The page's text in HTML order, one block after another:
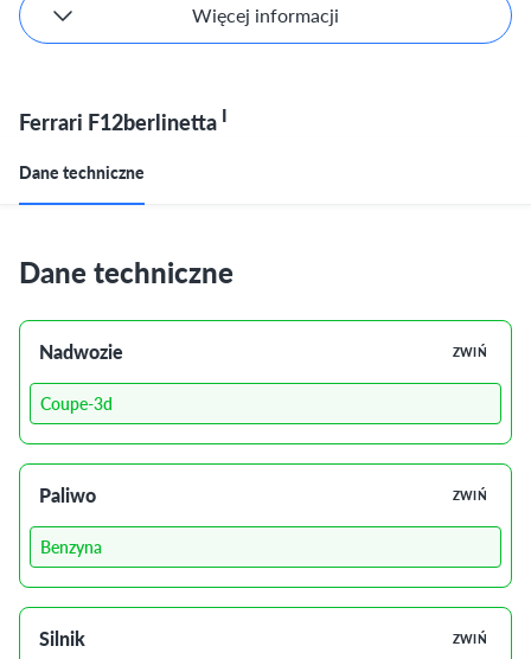
Więcej informacji
Ferrari F12berlinetta I
Dane techniczne
Dane techniczne
Nadwozie ZWIŃ
Coupe-3d
Paliwo ZWIŃ
Benzyna
Silnik ZWIŃ